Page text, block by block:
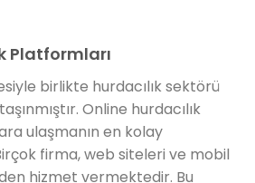
Platformları
birlikte hurdacılık sektörü
Online hurdacılık
ulaşmanın en kolay
firma, web siteleri ve mobil
hizmet vermektedir. Bu